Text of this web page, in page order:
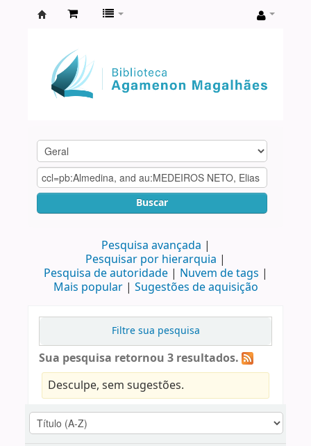
Agamenon
Magalhães
Buscar
Pesquisa avançada
Pesquisar por hierarquia
Pesquisa de autoridade
Nuvem de tags
Mais popular
Sugestões de aquisição
Filtre sua pesquisa
Sua pesquisa retornou 3 resultados.
Desculpe, sem sugestões.